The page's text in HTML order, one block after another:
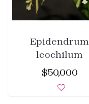
Epidendrum
leochilum
$50,000